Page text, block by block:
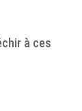
à ces